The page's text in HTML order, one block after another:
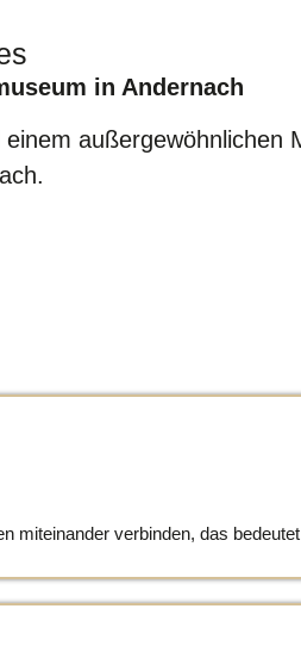
in Andernach
außergewöhnlichen
miteinander verbinden, das